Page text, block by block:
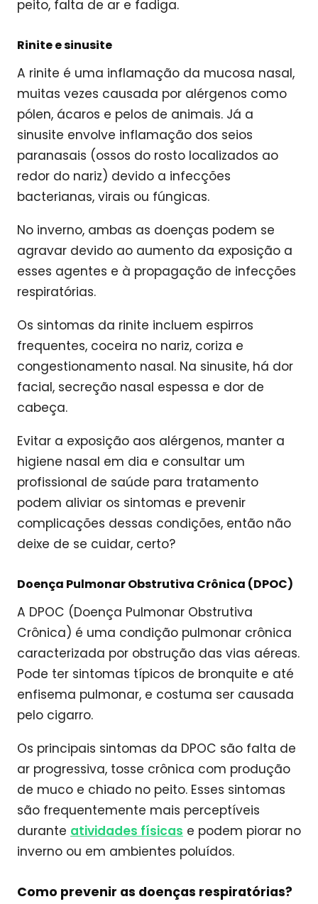
peito, falta de ar e fadiga.
Rinite e sinusite
A rinite é uma inflamação da mucosa nasal,
muitas vezes causada por alérgenos como
pólen, ácaros e pelos de animais. Já a
sinusite envolve inflamação dos seios
paranasais (ossos do rosto localizados ao
redor do nariz) devido a infecções
bacterianas, virais ou fúngicas.
No inverno, ambas as doenças podem se
agravar devido ao aumento da exposição a
esses agentes e à propagação de infecções
respiratórias.
Os sintomas da rinite incluem espirros
frequentes, coceira no nariz, coriza e
congestionamento nasal. Na sinusite, há dor
facial, secreção nasal espessa e dor de
cabeça.
Evitar a exposição aos alérgenos, manter a
higiene nasal em dia e consultar um
profissional de saúde para tratamento
podem aliviar os sintomas e prevenir
complicações dessas condições, então não
deixe de se cuidar, certo?
Doença Pulmonar Obstrutiva Crônica (DPOC)
A DPOC (Doença Pulmonar Obstrutiva
Crônica) é uma condição pulmonar crônica
caracterizada por obstrução das vias aéreas.
Pode ter sintomas típicos de bronquite e até
enfisema pulmonar, e costuma ser causada
pelo cigarro.
Os principais sintomas da DPOC são falta de
ar progressiva, tosse crônica com produção
de muco e chiado no peito. Esses sintomas
são frequentemente mais perceptíveis
durante atividades físicas e podem piorar no
inverno ou em ambientes poluídos.
Como prevenir as doenças respiratórias?